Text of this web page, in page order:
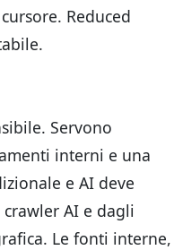
Reduced
Servono
interni e una
e AI deve
AI e dagli
Le fonti interne,